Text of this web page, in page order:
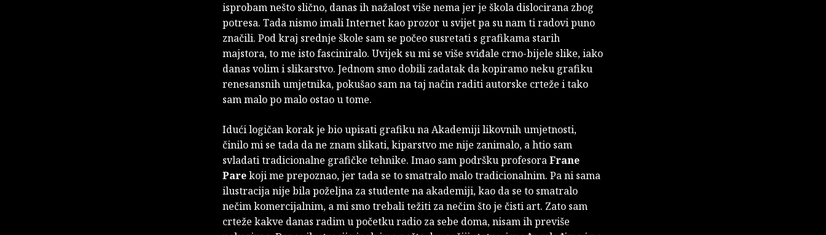
isprobam nešto slično, danas ih nažalost više nema jer je škola dislocirana zbog
potresa. Tada nismo imali Internet kao prozor u svijet pa su nam ti radovi puno
značili. Pod kraj srednje škole sam se počeo susretati s grafikama starih
majstora, to me isto fasciniralo. Uvijek su mi se više sviđale crno-bijele slike, iako
danas volim i slikarstvo. Jednom smo dobili zadatak da kopiramo neku grafiku
renesansnih umjetnika, pokušao sam na taj način raditi autorske crteže i tako
sam malo po malo ostao u tome.
Idući logičan korak je bio upisati grafiku na Akademiji likovnih umjetnosti,
činilo mi se tada da ne znam slikati, kiparstvo me nije zanimalo, a htio sam
svladati tradicionalne grafičke tehnike. Imao sam podršku profesoraFrane
Parekoji me prepoznao, jer tada se to smatralo malo tradicionalnim. Pa ni sama
ilustracija nije bila poželjna za studente na akademiji, kao da se to smatralo
nečim komercijalnim, a mi smo trebali težiti za nečim što je čisti art. Zato sam
crteže kakve danas radim u početku radio za sebe doma, nisam ih previše